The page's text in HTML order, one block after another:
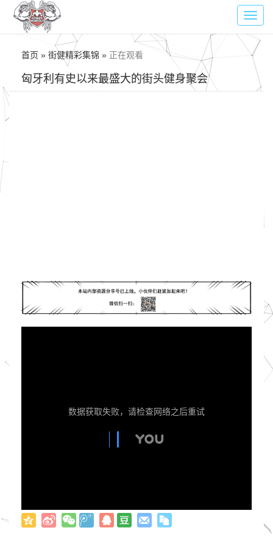
首页 » 街健精彩集锦 » 正在观看
匈牙利有史以来最盛大的街头健身聚会
数据获取失败，请检查网络之后重试